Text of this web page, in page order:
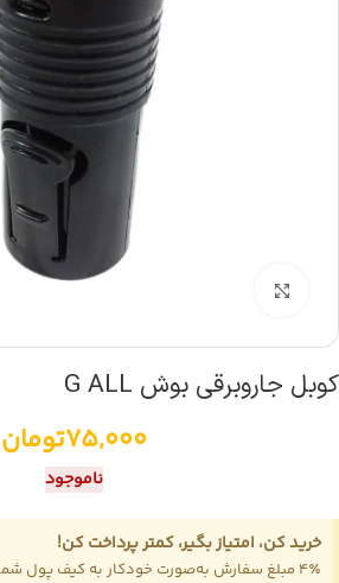
کوبل جاروبرقی بوش G ALL
75,000تومان
ناموجود
خرید کن، امتیاز بگیر، کمتر پرداخت کن!
4٪ مبلغ سفارش به‌صورت خودکار به کیف پول